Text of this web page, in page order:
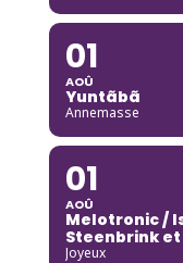
01
AOÛ
Yuntãbã
Annemasse
01
AOÛ
Melotronic /
Steenbrink
Joyeux